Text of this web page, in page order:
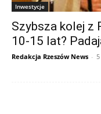
Inwestycje
Szybsza kolej z
10-15 lat?
Redakcja Rzeszów News -